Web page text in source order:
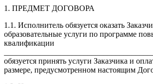
1. ПРЕДМЕТ ДОГОВОРА
1.1. Исполнитель обязуется оказать
образовательные услуги по программе
квалификации
обязуется принять услуги Заказчика и
размере, предусмотренном настоящим